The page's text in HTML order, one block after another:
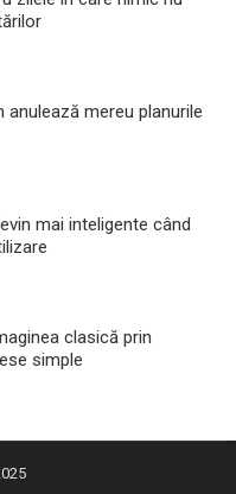
mereu planurile
mai inteligente când
clasică prin
simple